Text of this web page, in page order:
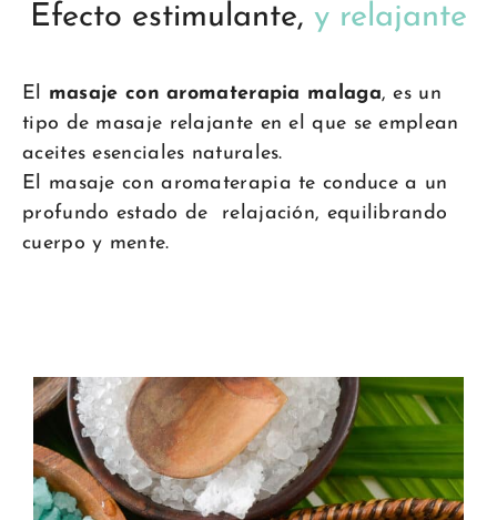
Efecto estimulante, y relajante
El masaje con aromaterapia malaga, es un
tipo de masaje relajante en el que se emplean
aceites esenciales naturales.
El masaje con aromaterapia te conduce a un
profundo estado de relajación, equilibrando
cuerpo y mente.